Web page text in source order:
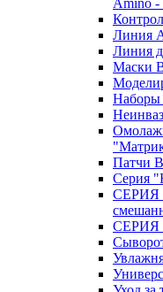
Amino -
Линия
Линия
Маски
Наборы
Патчи
Серия
СЕРИЯ
СЕРИЯ